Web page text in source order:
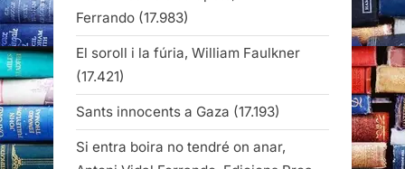
Ferrando (17.983)
El soroll i la fúria, William Faulkner
(17.421)
Sants innocents a Gaza (17.193)
Si entra boira no tendré on anar,